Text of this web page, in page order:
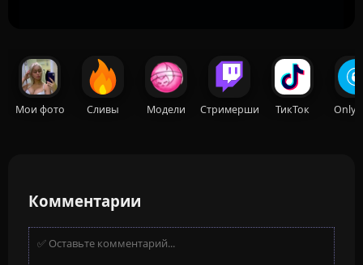
Мои фото Сливы Модели Стримерши ТикТок
Комментарии